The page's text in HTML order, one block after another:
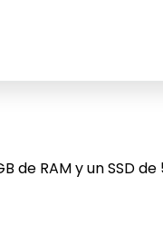
de RAM y un SSD